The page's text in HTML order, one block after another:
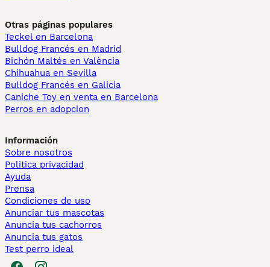
Otras páginas populares
Teckel en Barcelona
Bulldog Francés en Madrid
Bichón Maltés en València
Chihuahua en Sevilla
Bulldog Francés en Galicia
Caniche Toy en venta en Barcelona
Perros en adopcion
Información
Sobre nosotros
Politica privacidad
Ayuda
Prensa
Condiciones de uso
Anunciar tus mascotas
Anuncia tus cachorros
Anuncia tus gatos
Test perro ideal